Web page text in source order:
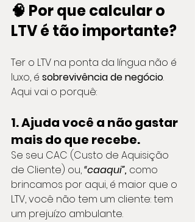
🧠 Por que calcular o
LTV é tão importante?
Ter o LTV na ponta da língua não é
luxo, é sobrevivência de negócio.
Aqui vai o porquê:
1. Ajuda você a não gastar
mais do que recebe.
Se seu CAC (Custo de Aquisição
de Cliente) ou, “caaqui”, como
brincamos por aqui, é maior que o
LTV, você não tem um cliente: tem
um prejuízo ambulante.